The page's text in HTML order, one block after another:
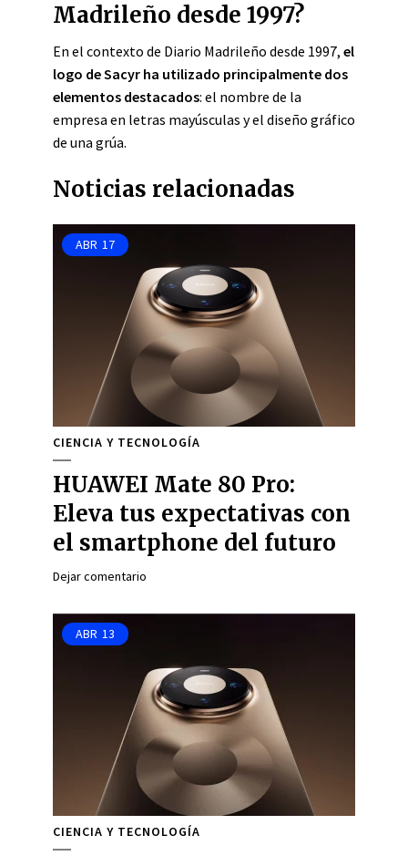
Madrileño desde 1997?
En el contexto de Diario Madrileño desde 1997, el
logo de Sacyr ha utilizado principalmente dos
elementos destacados: el nombre de la
empresa en letras mayúsculas y el diseño gráfico
de una grúa.
Noticias relacionadas
ABR 17
CIENCIA Y TECNOLOGÍA
HUAWEI Mate 80 Pro:
Eleva tus expectativas con
el smartphone del futuro
Dejar comentario
ABR 13
CIENCIA Y TECNOLOGÍA